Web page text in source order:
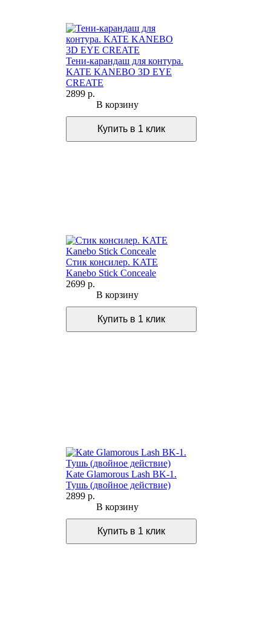
Тени-карандаш для контура.
KATE KANEBO 3D EYE
CREATE
2899 р.
В корзину
Стик консилер. KATE
Kanebo Stick Conceale
2699 р.
В корзину
Kate Glamorous Lash BK-1.
Тушь (двойное действие)
2899 р.
В корзину